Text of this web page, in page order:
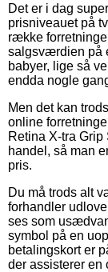
Det er i dag
prisniveauet på
række
salgsværdien på
babyer, lige så
endda nogle
Men det kan
online
Retina X-tra
handel, så man
pris.
Du må trods alt
forhandler
ses som
symbol på en
betalingskort er
der assisterer en